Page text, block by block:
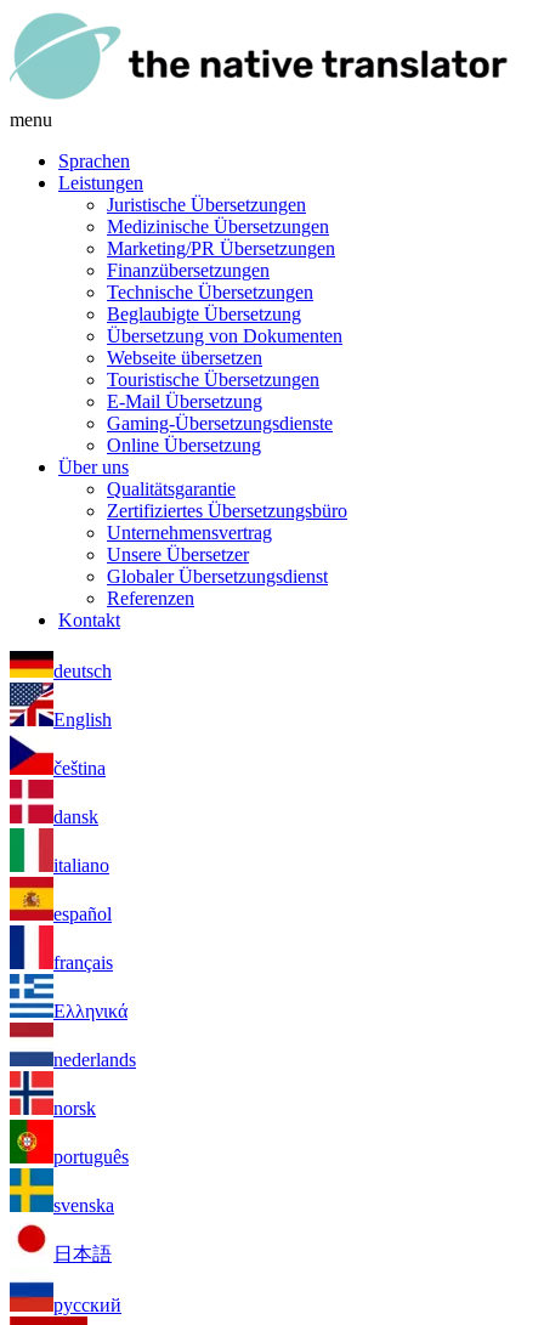
menu
Sprachen
Leistungen
Juristische Übersetzungen
Medizinische Übersetzungen
Marketing/PR Übersetzungen
Finanzübersetzungen
Technische Übersetzungen
Beglaubigte Übersetzung
Übersetzung von Dokumenten
Webseite übersetzen
Touristische Übersetzungen
E-Mail Übersetzung
Gaming-Übersetzungsdienste
Online Übersetzung
Über uns
Qualitätsgarantie
Zertifiziertes Übersetzungsbüro
Unternehmensvertrag
Unsere Übersetzer
Globaler Übersetzungsdienst
Referenzen
Kontakt
deutsch
English
čeština
dansk
italiano
español
français
Ελληνικά
nederlands
norsk
português
svenska
日本語
русский